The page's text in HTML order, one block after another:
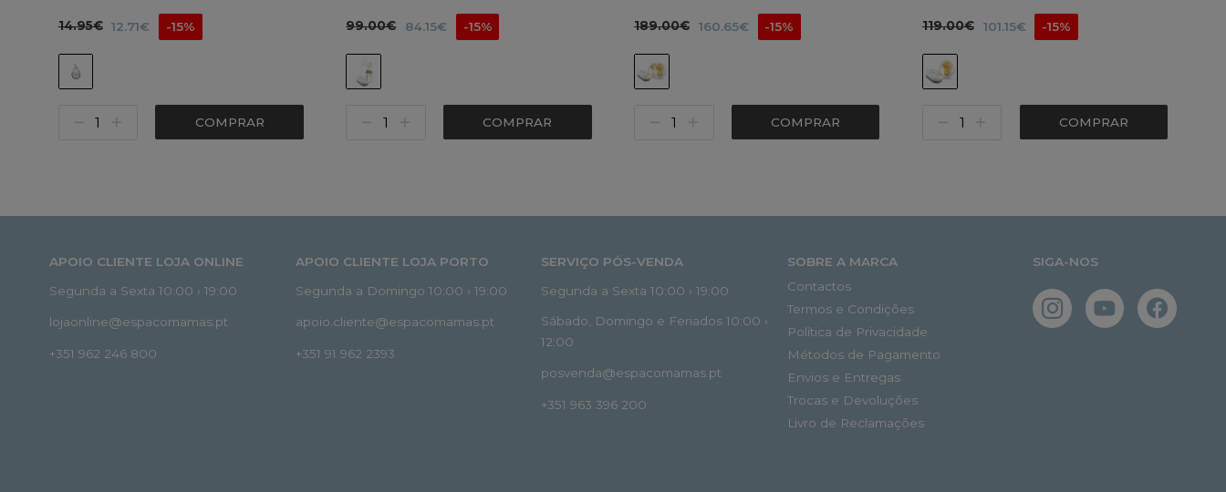
14.95€ 12.71€ -15%
COMPRAR
99.00€ 84.15€ -15%
COMPRAR
189.00€ 160.65€ -15%
COMPRAR
119.00€ 101.15€ -15%
COMPRAR
APOIO CLIENTE LOJA ONLINE
Segunda a Sexta 10:00 › 19:00
lojaonline@espacomamas.pt
+351 962 246 800
APOIO CLIENTE LOJA PORTO
Segunda a Domingo 10:00 › 19:00
apoio.cliente@espacomamas.pt
+351 91 962 2393
SERVIÇO PÓS-VENDA
Segunda a Sexta 10:00 › 19:00
Sábado, Domingo e Feriados 10:00 ›
12:00
posvenda@espacomamas.pt
+351 963 396 200
SOBRE A MARCA
Contactos
Termos e Condições
Política de Privacidade
Métodos de Pagamento
Envios e Entregas
Trocas e Devoluções
Livro de Reclamações
SIGA-NOS